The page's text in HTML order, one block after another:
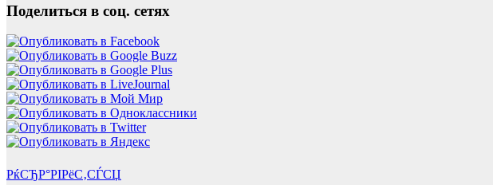
Поделиться в соц. сетях
РќСЂР°РІРёС‚СЃСЏ